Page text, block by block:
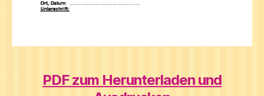
PDF zum Herunterladen und